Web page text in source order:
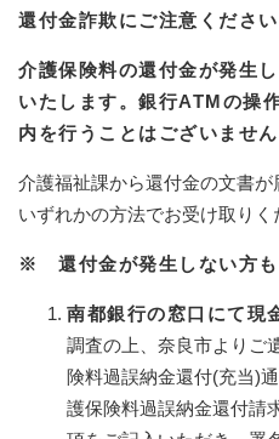
還付金詐欺にご注意ください
介護保険料の還付金が発生
いたします。銀行ATMの操
内を行うことはございません
介護福祉課から還付金の文書
いずれかの方法でお受け取りく
※ 還付金が発生しない方も
南都銀行の窓口にて現
調査の上、奈良市よりご
険料過誤納金還付(充当)
護保険料過誤納金還付請